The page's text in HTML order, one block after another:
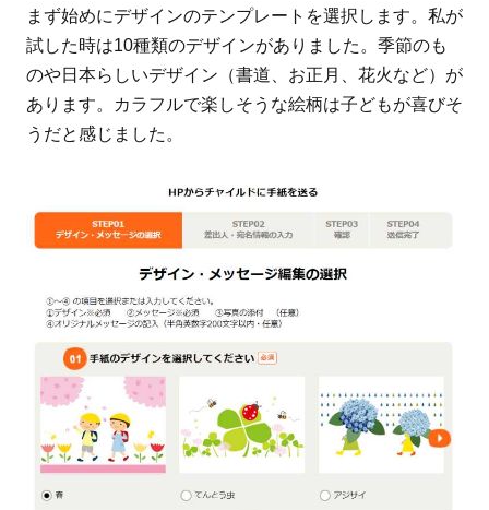
ジャ
パン
への
寄付
はお
8
参
ワー
ル
ド・
ビジ
ン・
ジャ
パン
まず始めにデザインのテンプレートを選択します。私が
試した時は10種類のデザインがありました。季節のも
のや日本らしいデザイン（書道、お正月、花火など）が
あります。カラフルで楽しそうな絵柄は子どもが喜びそ
うだと感じました。